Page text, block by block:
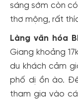
sáng sớm còn
thơ mộng, rất
Làng văn hóa
Giang khoảng
du khách cảm
phố dị ồn ào.
tham gia vào